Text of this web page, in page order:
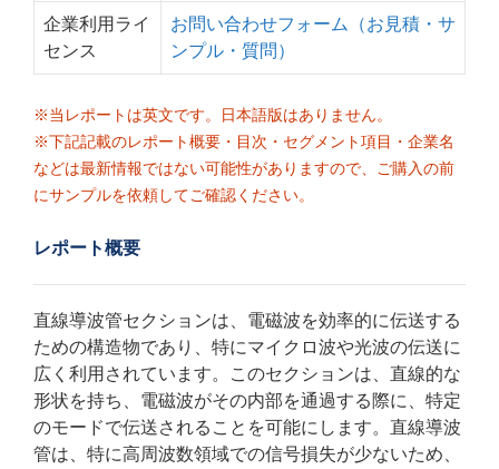
企業利用ライ
センス
お問い合わせフォーム（お見積・サ
ンプル・質問）
※当レポートは英文です。日本語版はありません。
※下記記載のレポート概要・目次・セグメント項目・企業名
などは最新情報ではない可能性がありますので、ご購入の前
にサンプルを依頼してご確認ください。
レポート概要
直線導波管セクションは、電磁波を効率的に伝送する
ための構造物であり、特にマイクロ波や光波の伝送に
広く利用されています。このセクションは、直線的な
形状を持ち、電磁波がその内部を通過する際に、特定
のモードで伝送されることを可能にします。直線導波
管は、特に高周波数領域での信号損失が少ないため、